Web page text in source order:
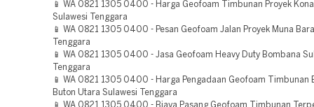
📱 WA 0821 1305 0400 - Harga Geofoam Timbunan Proyek
Sulawesi Tenggara
📱 WA 0821 1305 0400 - Pesan Geofoam Jalan Proyek Muna
Tenggara
📱 WA 0821 1305 0400 - Jasa Geofoam Heavy Duty Bombana
Tenggara
📱 WA 0821 1305 0400 - Harga Pengadaan Geofoam Timbunan
Buton Utara Sulawesi Tenggara
📱 WA 0821 1305 0400 - Biaya Pasang Geofoam Timbunan